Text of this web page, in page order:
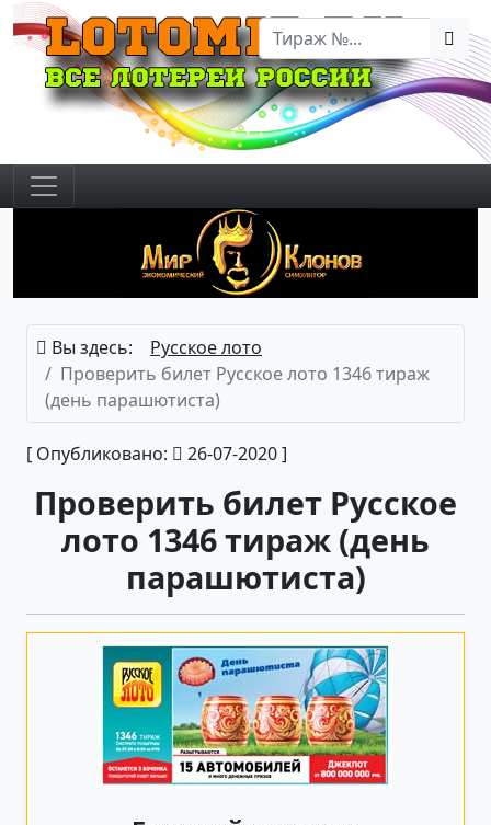
Вы здесь:
Русское лото
Проверить билет Русское лото 1346 тираж
(день парашютиста)
[ Опубликовано: 26-07-2020 ]
Проверить билет Русское
лото 1346 тираж (день
парашютиста)